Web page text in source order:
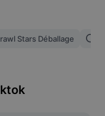
Stars Déballage